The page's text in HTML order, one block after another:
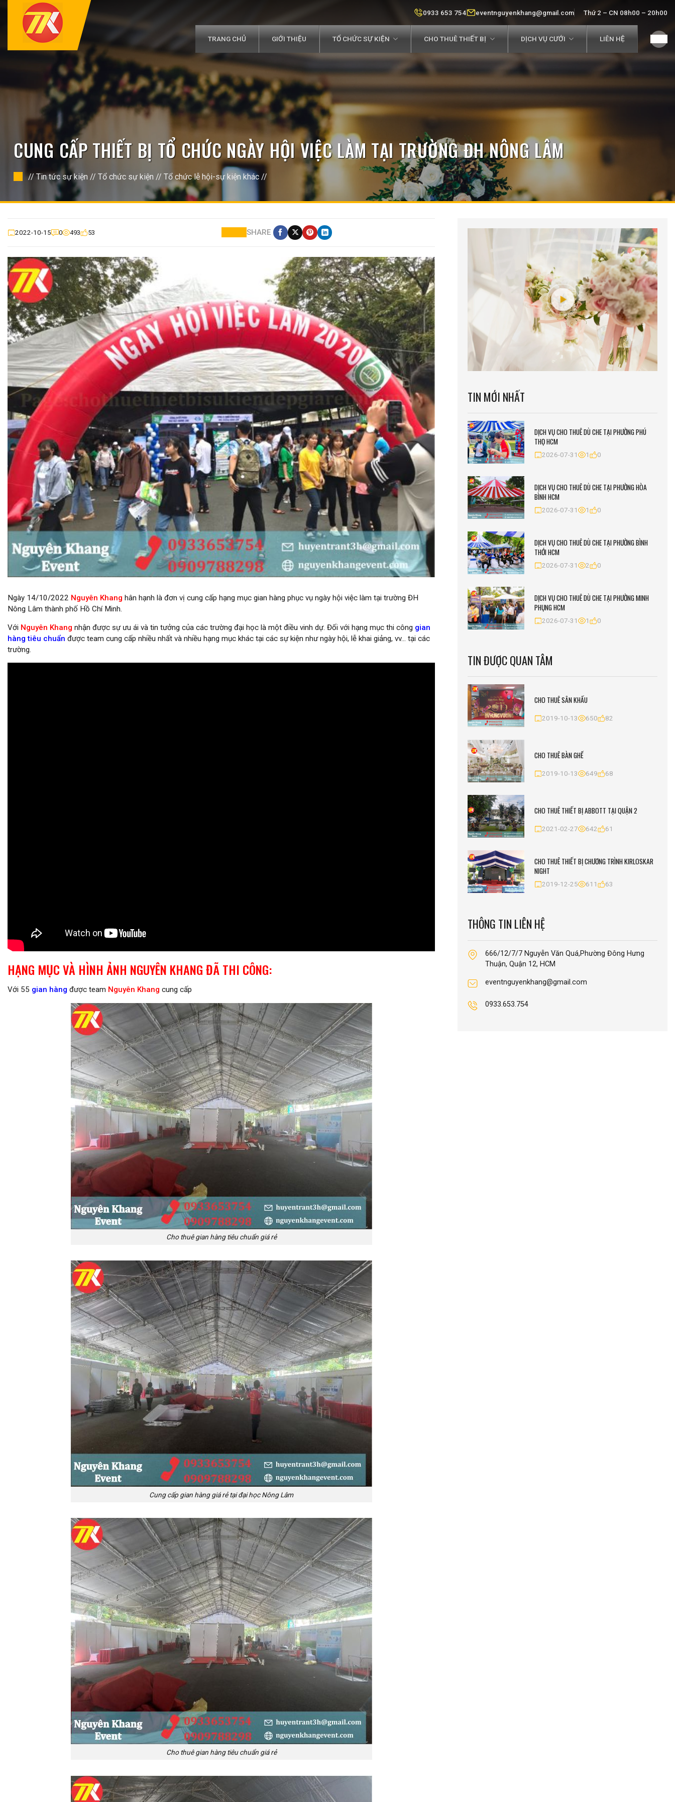
0933 653 754 eventnguyenkhang@gmail.com Thứ 2 – CN 08h00 – 20h00
TRANG CHỦ GIỚI THIỆU TỔ CHỨC SỰ KIỆN CHO THUÊ THIẾT BỊ DỊCH VỤ CƯỚI LIÊN HỆ
CUNG CẤP THIẾT BỊ TỔ CHỨC NGÀY HỘI VIỆC LÀM TẠI TRƯỜNG ĐH NÔNG LÂM
//Tin tức sự kiện // Tổ chức sự kiện // Tổ chức lễ hội-sự kiện khác //
2022-10-15 0 493 53 SHARE
Ngày 14/10/2022 Nguyên Khang hân hạnh là đơn vị cung cấp hạng mục gian hàng phục vụ ngày hội việc làm tại trường ĐH
Nông Lâm thành phố Hồ Chí Minh.
Với Nguyên Khang nhận được sự ưu ái và tin tưởng của các trường đại học là một điều vinh dự. Đối với hạng mục thi công gian
hàng tiêu chuẩn được team cung cấp nhiều nhất và nhiều hạng mục khác tại các sự kiện như ngày hội, lễ khai giảng, vv… tại các
trường.
HẠNG MỤC VÀ HÌNH ẢNH NGUYÊN KHANG ĐÃ THI CÔNG:
Với 55 gian hàng được team Nguyên Khang cung cấp
Cho thuê gian hàng tiêu chuẩn giá rẻ
Cung cấp gian hàng giá rẻ tại đại học Nông Lâm
Cho thuê gian hàng tiêu chuẩn giá rẻ
TIN MỚI NHẤT
DỊCH VỤ CHO THUÊ DÙ CHE TẠI PHƯỜNG PHÚ
THỌ HCM
2026-07-31 1 0
DỊCH VỤ CHO THUÊ DÙ CHE TẠI PHƯỜNG HÒA
BÌNH HCM
2026-07-31 1 0
DỊCH VỤ CHO THUÊ DÙ CHE TẠI PHƯỜNG BÌNH
THỚI HCM
2026-07-31 2 0
DỊCH VỤ CHO THUÊ DÙ CHE TẠI PHƯỜNG MINH
PHỤNG HCM
2026-07-31 1 0
TIN ĐƯỢC QUAN TÂM
CHO THUÊ SÂN KHẤU
2019-10-13 650 82
CHO THUÊ BÀN GHẾ
2019-10-13 649 68
CHO THUÊ THIẾT BỊ ABBOTT TẠI QUẬN 2
2021-02-27 642 61
CHO THUÊ THIẾT BỊ CHƯƠNG TRÌNH KIRLOSKAR
NIGHT
2019-12-25 611 63
THÔNG TIN LIÊN HỆ
666/12/7/7 Nguyễn Văn Quá,Phường Đông Hưng
Thuận, Quận 12, HCM
eventnguyenkhang@gmail.com
0933.653.754